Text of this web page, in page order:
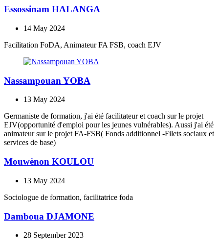
Essossinam HALANGA
14 May 2024
Facilitation FoDA, Animateur FA FSB, coach EJV
Nassampouan YOBA
13 May 2024
Germaniste de formation, j'ai été facilitateur et coach sur le projet
EJV(opportunité d'emploi pour les jeunes vulnérables). Aussi j'ai été
animateur sur le projet FA-FSB( Fonds additionnel -Filets sociaux et
services de base)
Mouwènon KOULOU
13 May 2024
Sociologue de formation, facilitatrice foda
Damboua DJAMONE
28 September 2023